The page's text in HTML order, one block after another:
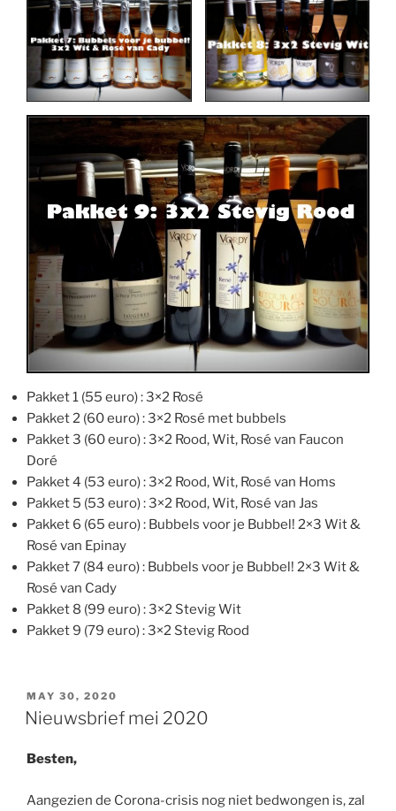
Pakket 1 (55 euro) : 3×2 Rosé
Pakket 2 (60 euro) : 3×2 Rosé met bubbels
Pakket 3 (60 euro) : 3×2 Rood, Wit, Rosé van Faucon
Doré
Pakket 4 (53 euro) : 3×2 Rood, Wit, Rosé van Homs
Pakket 5 (53 euro) : 3×2 Rood, Wit, Rosé van Jas
Pakket 6 (65 euro) : Bubbels voor je Bubbel! 2×3 Wit &
Rosé van Epinay
Pakket 7 (84 euro) : Bubbels voor je Bubbel! 2×3 Wit &
Rosé van Cady
Pakket 8 (99 euro) : 3×2 Stevig Wit
Pakket 9 (79 euro) : 3×2 Stevig Rood
POSTED
ON
MAY 30, 2020
Nieuwsbrief mei 2020
Besten,
Aangezien de Corona-crisis nog niet bedwongen is, zal